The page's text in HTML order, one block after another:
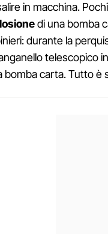
in macchina.
di una bomba
durante la
telescopico
bomba carta. Tutto è